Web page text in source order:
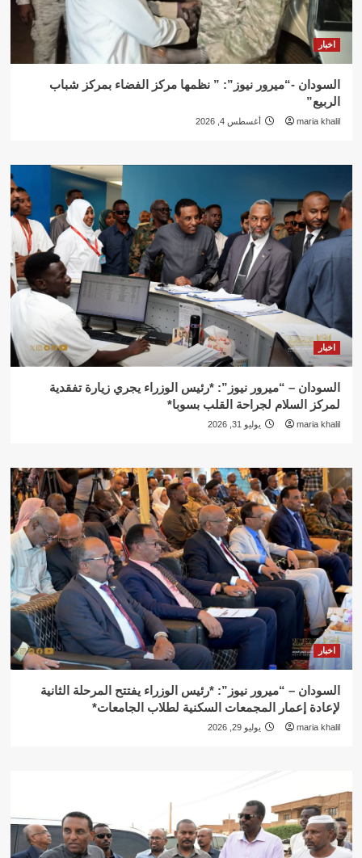
اخبار
السودان -“ميرور نيوز”: ” نظمها مركز الفضاء بمركز شباب
الربيع”
maria khalil أغسطس 4, 2026
اخبار
السودان – “ميرور نيوز”: *رئيس الوزراء يجري زيارة تفقدية
لمركز السلام لجراحة القلب بسوبا*
maria khalil يوليو 31, 2026
اخبار
السودان – “ميرور نيوز”: *رئيس الوزراء يفتتح المرحلة الثانية
لإعادة إعمار المجمعات السكنية لطلاب الجامعات*
maria khalil يوليو 29, 2026